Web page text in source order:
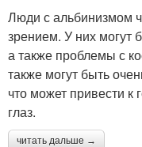
Люди с альбинизмом
зрением. У них могут
а также проблемы с
также могут быть
что может привести
глаз.
читать дальше →